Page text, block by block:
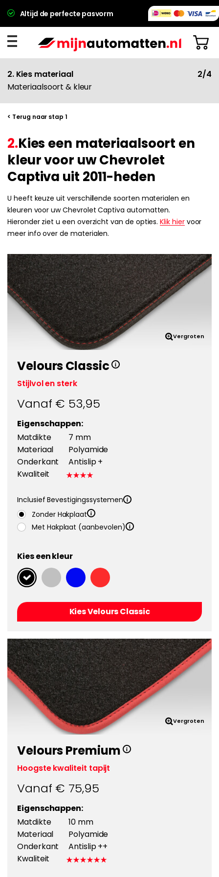
Altijd de perfecte pasvorm
2. Kies materiaal
Materiaalsoort & kleur
2/4
< Terug naar stap 1
2.Kies een materiaalsoort en
kleur voor uw Chevrolet
Captiva uit 2011-heden
U heeft keuze uit verschillende soorten materialen en
kleuren voor uw Chevrolet Captiva automatten.
Hieronder ziet u een overzicht van de opties.Klik hiervoor
meer info over de materialen.
Vergroten
Velours Classic
Stijlvol en sterk
Vanaf € 53,95
Eigenschappen:
Matdikte
7 mm
Materiaal
Polyamide
Onderkant
Antislip +
Kwaliteit
Inclusief Bevestigingssystemen
Zonder Hakplaat
Met Hakplaat (aanbevolen)
Kies een kleur
Kies Velours Classic
Vergroten
Velours Premium
Hoogste kwaliteit tapijt
Vanaf € 75,95
Eigenschappen:
Matdikte
10 mm
Materiaal
Polyamide
Onderkant
Antislip ++
Kwaliteit